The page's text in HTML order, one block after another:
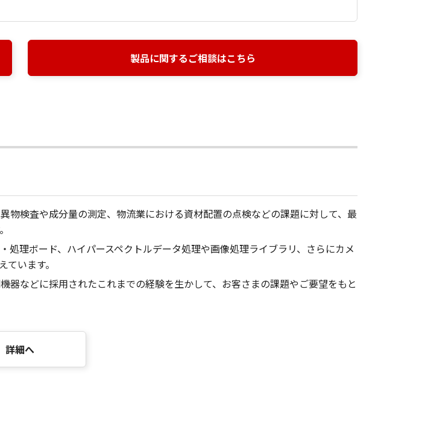
製品に関するご相談はこちら
検査や成分量の測定、物流業における資材配置の点検などの課題に対して、最
理ボード、ハイパースペクトルデータ処理や画像処理ライブラリ、さらにカメ
います。
などに採用されたこれまでの経験を生かして、お客さまの課題やご要望をもと
詳細へ